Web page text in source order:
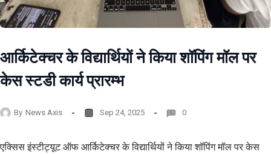
आर्किटेक्चर के विद्यार्थियों ने किया शॉपिंग मॉल पर
केस स्टडी कार्य प्रारम्भ
By News Axis Sep 24, 2025 0
एक्सिस इंस्टीट्यूट ऑफ आर्किटेक्चर के विद्यार्थियों ने किया शॉपिंग मॉल पर केस